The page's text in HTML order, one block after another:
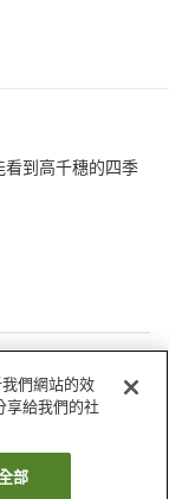
看到高千穗的四季
店
們網站的效
享給我們的社
部